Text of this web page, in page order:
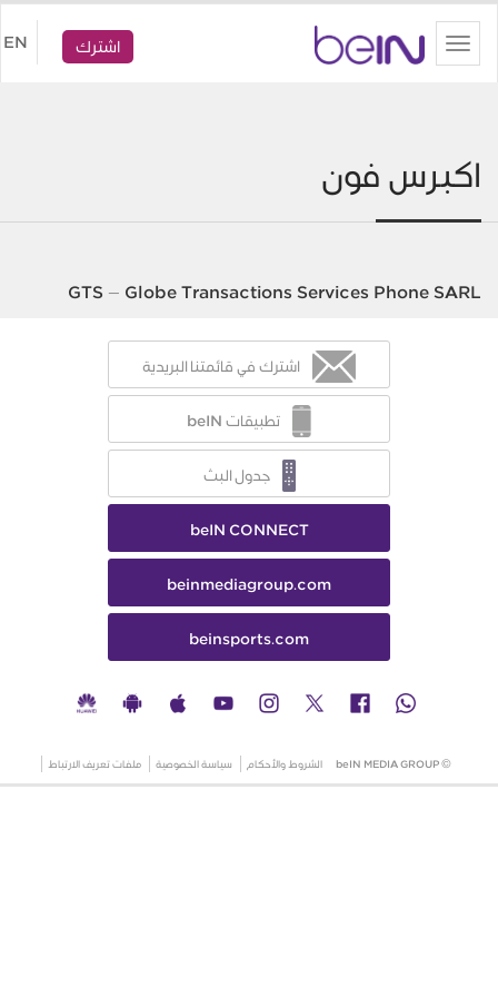
Toggle
navigation
اشترك EN
اكبرس فون
GTS – Globe Transactions Services Phone SARL
اشترك في قائمتنا البريدية
تطبيقات beIN
جدول البث
beIN CONNECT
beinmediagroup.com
beinsports.com
© beIN MEDIA GROUP الشروط والأحكام سياسة الخصوصية ملفات تعريف الارتباط